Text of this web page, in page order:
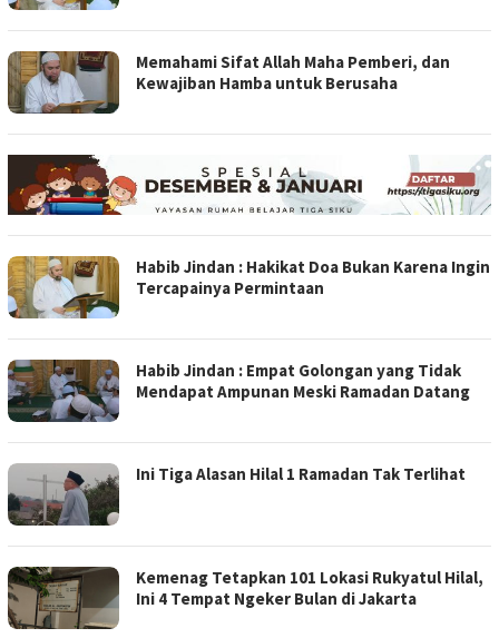
Memahami Sifat Allah Maha Pemberi, dan
Kewajiban Hamba untuk Berusaha
Habib Jindan : Hakikat Doa Bukan Karena Ingin
Tercapainya Permintaan
Habib Jindan : Empat Golongan yang Tidak
Mendapat Ampunan Meski Ramadan Datang
Ini Tiga Alasan Hilal 1 Ramadan Tak Terlihat
Kemenag Tetapkan 101 Lokasi Rukyatul Hilal,
Ini 4 Tempat Ngeker Bulan di Jakarta